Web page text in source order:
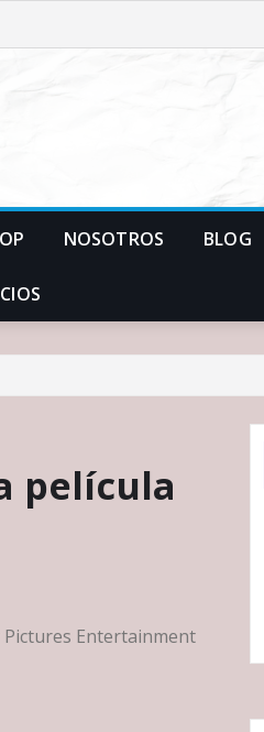
NOSOTROS BLOG
película
Pictures Entertainment